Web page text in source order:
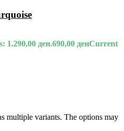
1.290,00 ден.690,00 денCurrent
multiple variants. The options may